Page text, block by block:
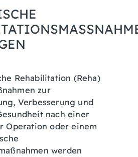
Rehabilitation (Reha)
zur
Verbesserung und
nach einer
Operation oder einem
werden